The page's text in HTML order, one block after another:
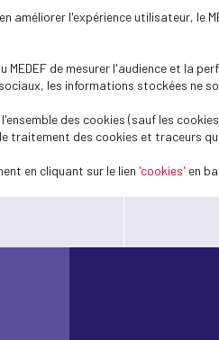
améliorer l'expérience utilisateur,
de mesurer l'audience et la
les informations stockées ne
des cookies (sauf les
traitement des cookies et traceurs
en cliquant sur le lien 'cookies' en